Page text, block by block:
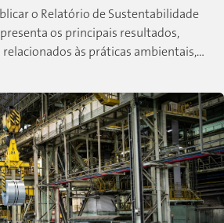
o Relatório de Sustentabilidade
os principais resultados,
às práticas ambientais,